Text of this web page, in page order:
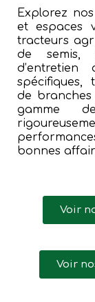
Explorez
et espaces
tracteurs
de semis,
d’entretien
spécifiques,
de
gamme
bonnes
Voir
Voir